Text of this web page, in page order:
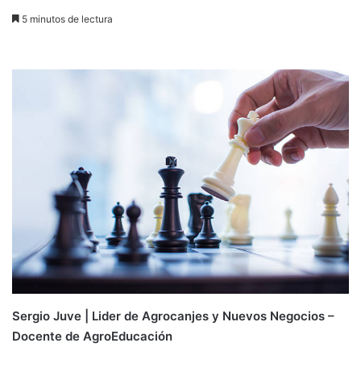
5 minutos de lectura
Sergio Juve | Lider de Agrocanjes y Nuevos Negocios –
Docente de AgroEducación